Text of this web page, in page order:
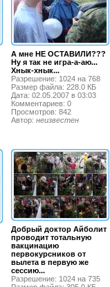
А мне НЕ ОСТАВИЛИ???
Ну я так не игра-а-аю...
Хнык-хнык...
Разрешение: 1024 на 768
Размер файла: 228.0 КБ
Дата: 02.05.2007 в 03:03
Комментариев: 0
Просмотров: 842
Автор: неизвестен
Добрый доктор Айболит
проводит тотальную
вакцинацию
первокурсников от
вылета в первую же
сессию...
Разрешение: 1024 на 735